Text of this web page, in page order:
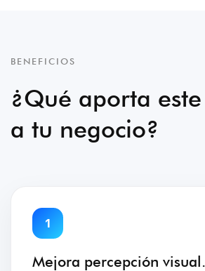
BENEFICIOS
¿Qué aporta
a tu negocio?
1
Mejora percepción visual.